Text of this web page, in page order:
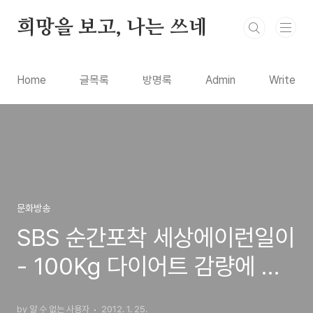
희망을 보고, 나는 쓰네
Home 글목록 방명록 Admin Write
문화방송
SBS 순간포착 세상에이런일이
- 100Kg 다이어트 감량에 성
by 알 수 없는 사용자 2012. 1. 25.